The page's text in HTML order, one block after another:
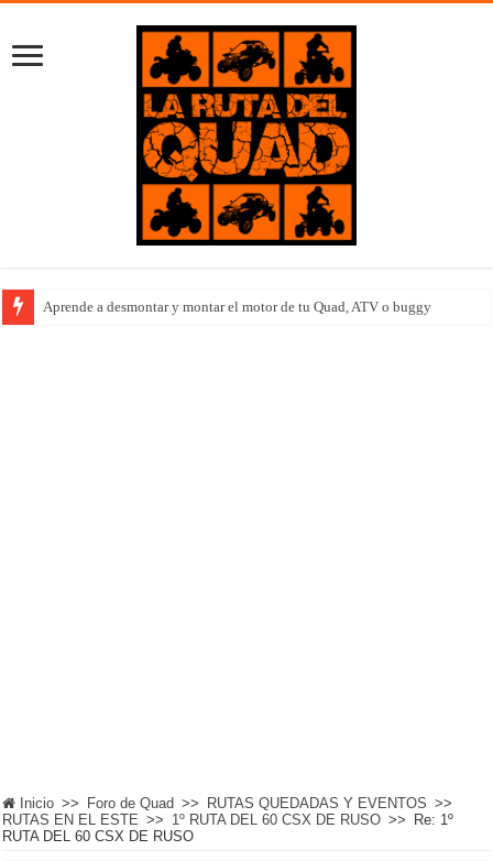
Aprende a desmontar y montar el motor de tu Quad, ATV o buggy
Inicio >> Foro de Quad >> RUTAS QUEDADAS Y EVENTOS >>
RUTAS EN EL ESTE >> 1º RUTA DEL 60 CSX DE RUSO >>
Re: 1º
RUTA DEL 60 CSX DE RUSO